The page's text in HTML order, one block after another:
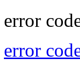
error
error